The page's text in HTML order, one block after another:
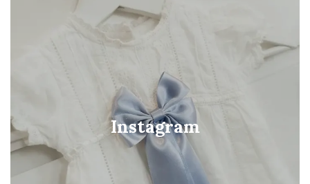
Instagram